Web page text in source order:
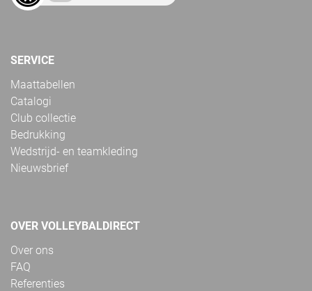
SERVICE
Maattabellen
Catalogi
Club collectie
Bedrukking
Wedstrijd- en teamkleding
Nieuwsbrief
OVER VOLLEYBALDIRECT
Over ons
FAQ
Referenties